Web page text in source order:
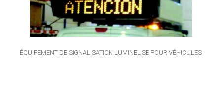
ÉQUIPEMENT DE SIGNALISATION LUMINEUSE POUR VÉHICULES